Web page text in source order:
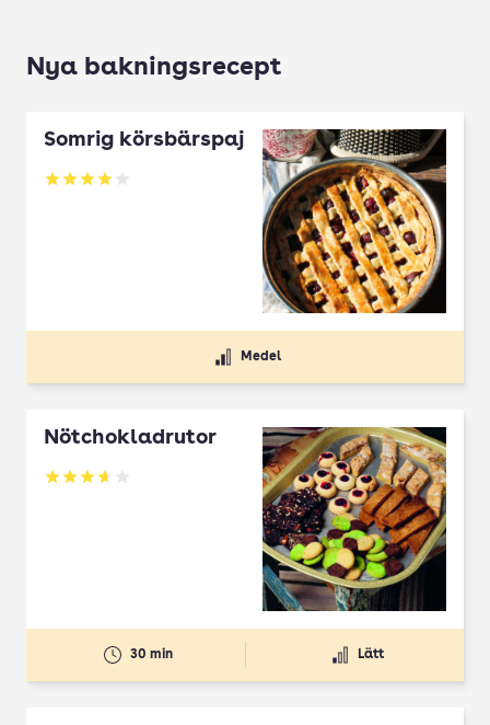
Nya bakningsrecept
Somrig körsbärspaj
Betyg: 4 av 5
Medel
Nötchokladrutor
Betyg: 3.65 av 5
30 min Lätt